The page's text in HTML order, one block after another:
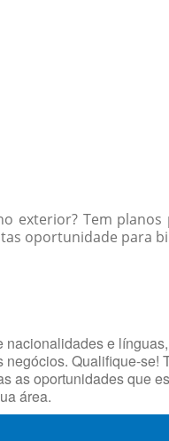
exterior? Tem
oportunidade para
e
Qualifique-se!
as oportunidades que
área.